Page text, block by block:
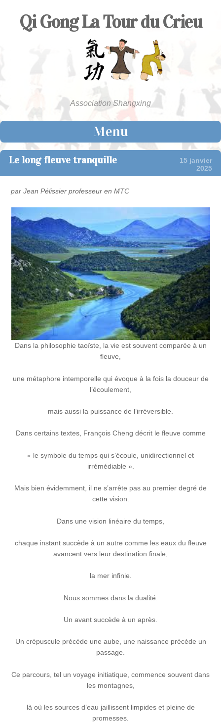
Qi Gong La Tour du Crieu
Association Shangxing
Menu
Skip to content
Le long fleuve tranquille
15 janvier
2025
par Jean Pélissier professeur en MTC
Dans la philosophie taoïste, la vie est souvent comparée à un
fleuve,
une métaphore intemporelle qui évoque à la fois la douceur de
l’écoulement,
mais aussi la puissance de l’irréversible.
Dans certains textes, François Cheng décrit le fleuve comme
« le symbole du temps qui s’écoule, unidirectionnel et
irrémédiable ».
Mais bien évidemment, il ne s’arrête pas au premier degré de
cette vision.
Dans une vision linéaire du temps,
chaque instant succède à un autre comme les eaux du fleuve
avancent vers leur destination finale,
la mer infinie.
Nous sommes dans la dualité.
Un avant succède à un après.
Un crépuscule précède une aube, une naissance précède un
passage.
Ce parcours, tel un voyage initiatique, commence souvent dans
les montagnes,
là où les sources d’eau jaillissent limpides et pleine de
promesses.